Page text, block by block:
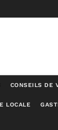
CONSEILS DE
LOCALE